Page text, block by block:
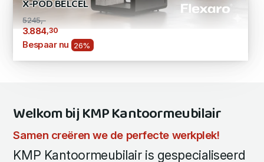
X-POD BELCEL
5245,-
3.884,30
Bespaar nu 26%
Welkom bij KMP Kantoormeubilair
Samen creëren we de perfecte werkplek!
KMP Kantoormeubilair is gespecialiseerd